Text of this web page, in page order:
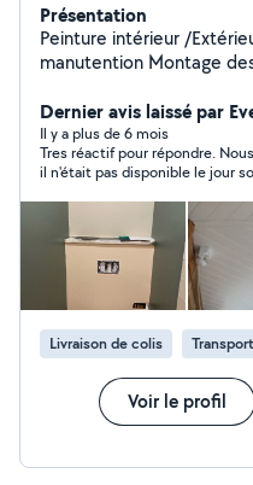
Présentation
Peinture intérieur /Extérieur
manutention
Dernier avis laissé par
Il y a plus de 6 mois
Tres réactif pour répondre.
il n'était pas disponible le jour souhaité. C'était une
proposer d'autres créneaux.
Livraison de colis
Voir le profil